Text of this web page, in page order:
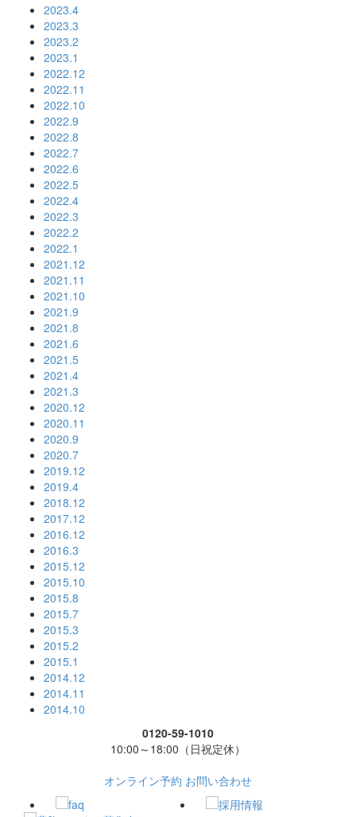
2023.4
2023.3
2023.2
2023.1
2022.12
2022.11
2022.10
2022.9
2022.8
2022.7
2022.6
2022.5
2022.4
2022.3
2022.2
2022.1
2021.12
2021.11
2021.10
2021.9
2021.8
2021.6
2021.5
2021.4
2021.3
2020.12
2020.11
2020.9
2020.7
2019.12
2019.4
2018.12
2017.12
2016.12
2016.3
2015.12
2015.10
2015.8
2015.7
2015.3
2015.2
2015.1
2014.12
2014.11
2014.10
0120-59-1010
10:00～18:00（日祝定休）
オンライン予約 お問い合わせ